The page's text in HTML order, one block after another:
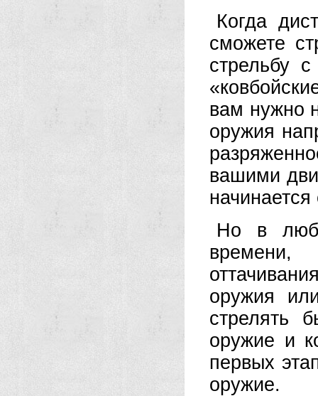
Когда
сможете
стрельбу
вам нужно
оружия
вашими
Но в
оружия
стрелять
оружие и
первых
оружие.